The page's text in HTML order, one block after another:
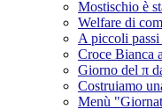
Mostischio è
Welfare di
A piccoli
Croce Bianca
Giorno del π
Costruiamo
Menù